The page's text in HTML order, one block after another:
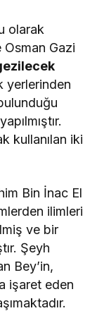
olarak
Osman Gazi
yerlerinden
kullanılan iki
Bin İnac El
ilimleri
ve bir
Şeyh
Bey’in,
işaret eden